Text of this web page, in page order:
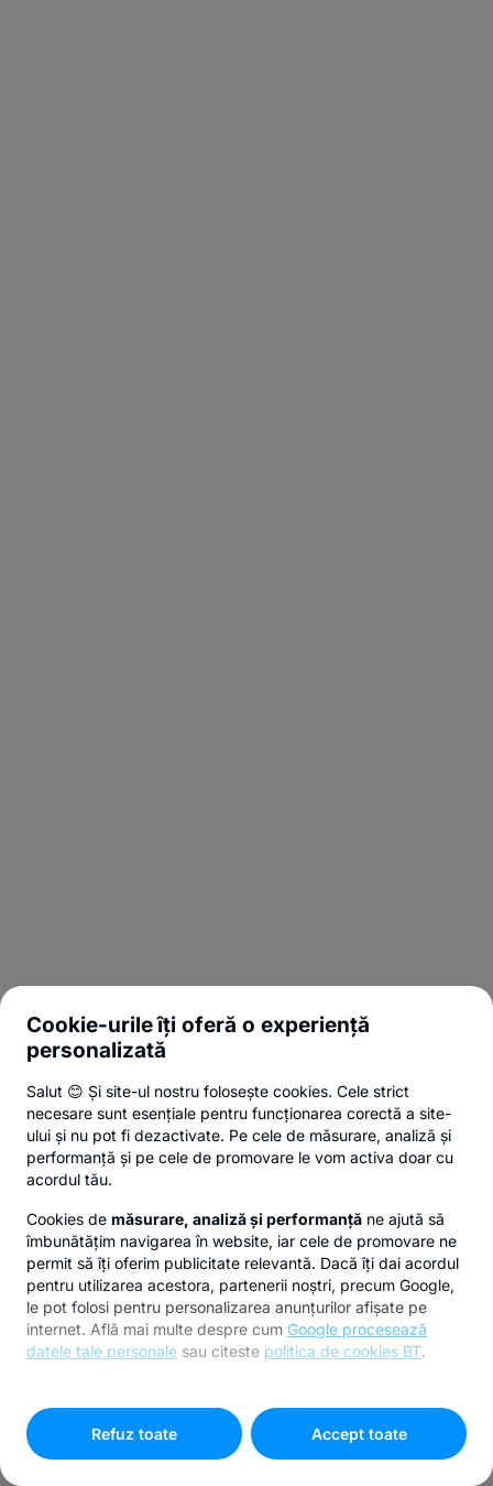
Cookie-urile îți oferă o experiență
personalizată
Salut 😊 Și site-ul nostru folosește cookies. Cele strict
necesare sunt esențiale pentru funcționarea corectă a site-
ului și nu pot fi dezactivate. Pe cele de măsurare, analiză și
performanță și pe cele de promovare le vom activa doar cu
acordul tău.
Cookies de măsurare, analiză și performanță ne ajută să
îmbunătățim navigarea în website, iar cele de promovare ne
permit să îți oferim publicitate relevantă. Dacă îți dai acordul
pentru utilizarea acestora, partenerii noștri, precum Google,
le pot folosi pentru personalizarea anunțurilor afișate pe
internet. Află mai multe despre cum Google procesează
datele tale personale sau citeste politica de cookies BT.
cookies"
Refuz toate
Accept toate